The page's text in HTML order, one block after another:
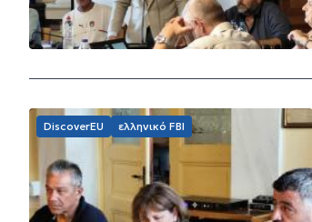
DiscoverEU ελληνικό FBI